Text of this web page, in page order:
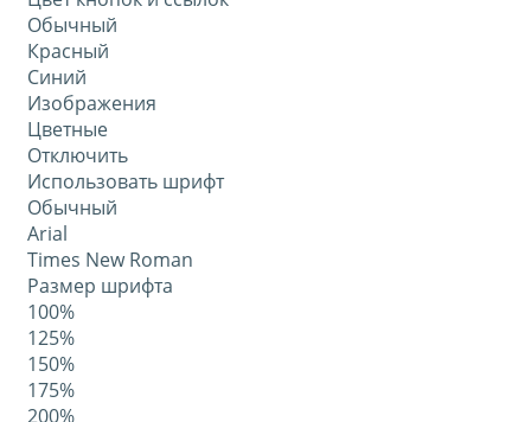
Обычный
Красный
Синий
Изображения
Цветные
Отключить
Использовать шрифт
Обычный
Arial
Times New Roman
Размер шрифта
100%
125%
150%
175%
200%